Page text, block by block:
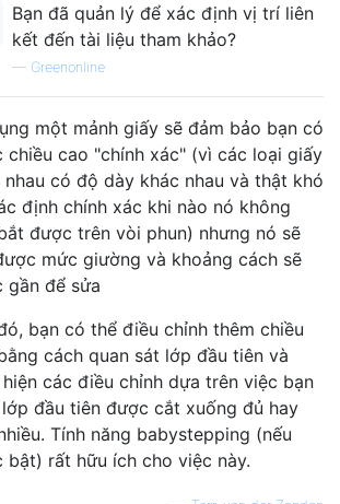
Bạn đã quản lý để xác định vị trí liên
kết đến tài liệu tham khảo?
— Greenonline
một mảnh giấy sẽ đảm bảo bạn có
chiều cao "chính xác" (vì các loại giấy
nhau có độ dày khác nhau và thật khó
định chính xác khi nào nó không
được trên vòi phun) nhưng nó sẽ
mức giường và khoảng cách sẽ
gần để sửa
bạn có thể điều chỉnh thêm chiều
cách quan sát lớp đầu tiên và
các điều chỉnh dựa trên việc bạn
đầu tiên được cắt xuống đủ hay
Tính năng babystepping (nếu
bật) rất hữu ích cho việc này.